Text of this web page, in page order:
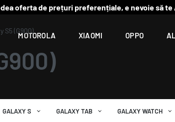
oferta de prețuri preferențiale, e nevoie să te
MOTOROLA XIAOMI OPPO
GALAXY S GALAXY TAB GALAXY WATCH
S5 (G900)